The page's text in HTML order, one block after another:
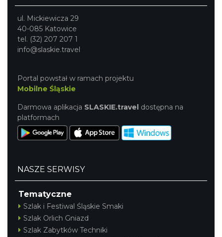
ul. Mickiewicza 29
40-085 Katowice
tel. (32) 207 207 1
info@slaskie.travel
Portal powstał w ramach projektu
Mobilne Śląskie
Darmowa aplikacja SLASKIE.travel dostępna na
platformach
NASZE SERWISY
Tematyczne
Szlak i Festiwal Śląskie Smaki
Szlak Orlich Gniazd
Szlak Zabytków Techniki